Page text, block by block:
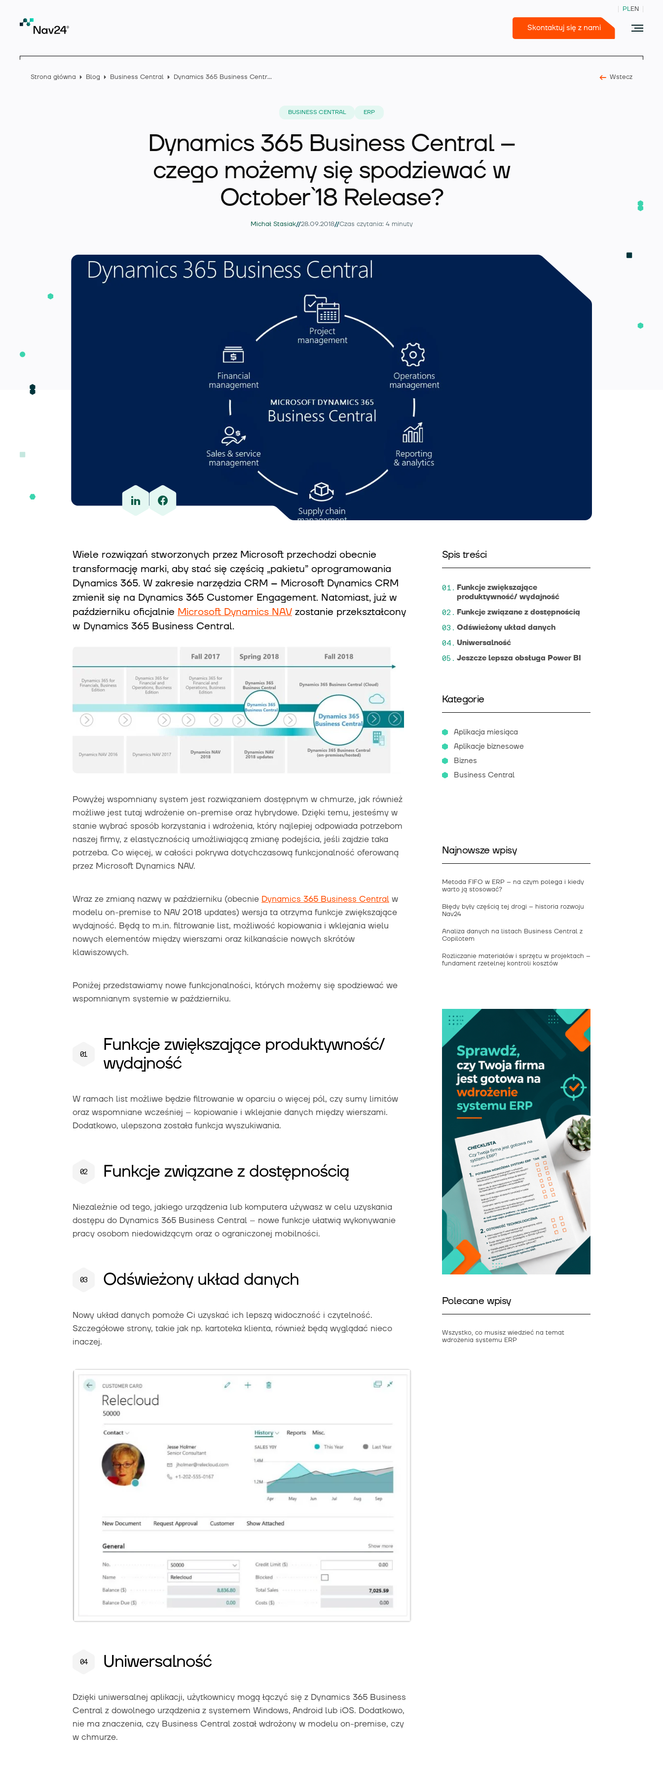
PLEN
Skontaktuj się z nami
Rozszerzenia
Strona główna Blog Business Central Dynamics 365 Business Central – czego możemy się spodziewać w October`18 Release? Wstecz
BUSINESS CENTRAL ERP
Dynamics 365 Business Central –
czego możemy się spodziewać w
October`18 Release?
Michał Stasiak//28.09.2018//Czas czytania: 4 minuty
Wiele rozwiązań stworzonych przez Microsoft przechodzi obecnie
transformację marki, aby stać się częścią „pakietu” oprogramowania
Dynamics 365. W zakresie narzędzia CRM – Microsoft Dynamics CRM
zmienił się na Dynamics 365 Customer Engagement. Natomiast, już w
październiku oficjalnie Microsoft Dynamics NAV zostanie przekształcony
w Dynamics 365 Business Central.
Powyżej wspomniany system jest rozwiązaniem dostępnym w chmurze, jak również
możliwe jest tutaj wdrożenie on-premise oraz hybrydowe. Dzięki temu, jesteśmy w
stanie wybrać sposób korzystania i wdrożenia, który najlepiej odpowiada potrzebom
naszej firmy, z elastycznością umożliwiającą zmianę podejścia, jeśli zajdzie taka
potrzeba. Co więcej, w całości pokrywa dotychczasową funkcjonalność oferowaną
przez Microsoft Dynamics NAV.
Wraz ze zmianą nazwy w październiku (obecnie Dynamics 365 Business Central w
modelu on-premise to NAV 2018 updates) wersja ta otrzyma funkcje zwiększające
wydajność. Będą to m.in. filtrowanie list, możliwość kopiowania i wklejania wielu
nowych elementów między wierszami oraz kilkanaście nowych skrótów
klawiszowych.
Poniżej przedstawiamy nowe funkcjonalności, których możemy się spodziewać we
wspomnianym systemie w październiku.
Funkcje zwiększające produktywność/
wydajność
W ramach list możliwe będzie filtrowanie w oparciu o więcej pól, czy sumy limitów
oraz wspomniane wcześniej – kopiowanie i wklejanie danych między wierszami.
Dodatkowo, ulepszona została funkcja wyszukiwania.
Funkcje związane z dostępnością
Niezależnie od tego, jakiego urządzenia lub komputera używasz w celu uzyskania
dostępu do Dynamics 365 Business Central – nowe funkcje ułatwią wykonywanie
pracy osobom niedowidzącym oraz o ograniczonej mobilności.
Odświeżony układ danych
Nowy układ danych pomoże Ci uzyskać ich lepszą widoczność i czytelność.
Szczegółowe strony, takie jak np. kartoteka klienta, również będą wyglądać nieco
inaczej.
Uniwersalność
Dzięki uniwersalnej aplikacji, użytkownicy mogą łączyć się z Dynamics 365 Business
Central z dowolnego urządzenia z systemem Windows, Android lub iOS. Dodatkowo,
nie ma znaczenia, czy Business Central został wdrożony w modelu on-premise, czy
w chmurze.
Spis treści
Funkcje zwiększające
produktywność/ wydajność
Funkcje związane z dostępnością
Odświeżony układ danych
Uniwersalność
Jeszcze lepsza obsługa Power BI
Kategorie
Aplikacja miesiąca
Aplikacje biznesowe
Biznes
Business Central
Najnowsze wpisy
Metoda FIFO w ERP – na czym polega i kiedy
warto ją stosować?
Błędy były częścią tej drogi – historia rozwoju
Nav24
Analiza danych na listach Business Central z
Copilotem
Rozliczanie materiałów i sprzętu w projektach –
fundament rzetelnej kontroli kosztów
Polecane wpisy
Wszystko, co musisz wiedzieć na temat
wdrożenia systemu ERP